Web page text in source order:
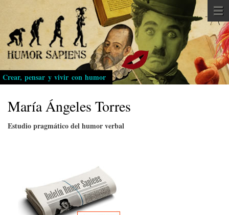
Pasar
al
contenido
principal
Crear, pensar y vivir con humor
María Ángeles Torres
Estudio pragmático del humor verbal